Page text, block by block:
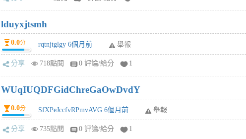
lduyxjtsmh
0.0分 rqtnjtglgy 6個月前 舉報
分享 718點閱 0 評論/給分 1
WUqIUQDFGidChreGaOwDvdY
0.0分 SfXPeJccfvRPmvAVG 6個月前 舉報
分享 735點閱 0 評論/給分 1